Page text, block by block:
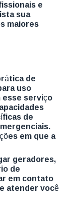
e
sua
maiores
de
uso
serviço
de
em que a
geradores,
de
em contato
atender você